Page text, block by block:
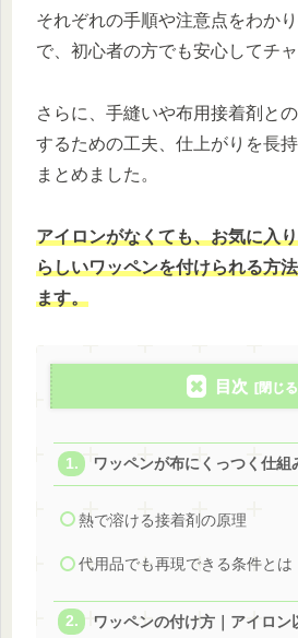
それぞれの手順や注意点をわか
で、初心者の方でも安心してチ
さらに、手縫いや布用接着剤と
するための工夫、仕上がりを長
まとめました。
アイロンがなくても、お気に入
らしいワッペンを付けられる方
ます。
目次
ワッペンが布にくっつく仕組
熱で溶ける接着剤の原理
代用品でも再現できる条件とは
ワッペンの付け方｜アイロン